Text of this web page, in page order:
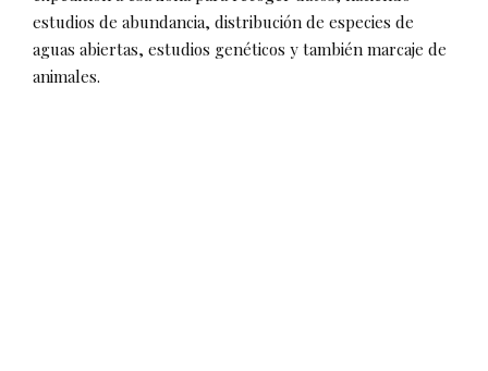
estudios de abundancia, distribución de especies de
aguas abiertas, estudios genéticos y también marcaje de
animales.